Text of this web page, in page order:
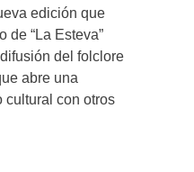
edición que
de “La Esteva”
del folclore
abre una
cultural con otros